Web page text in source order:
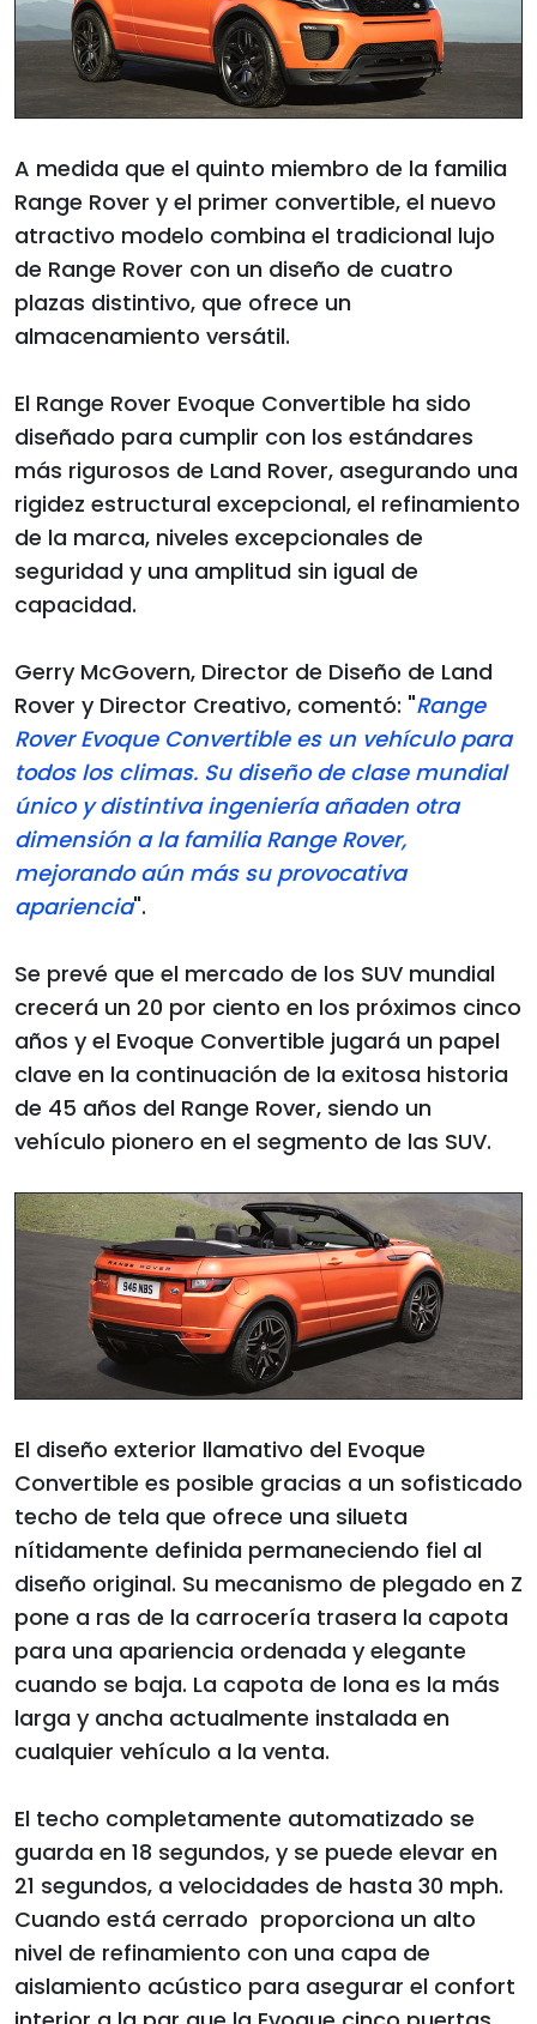
A medida que el quinto miembro de la familia
Range Rover y el primer convertible, el nuevo
atractivo modelo combina el tradicional lujo
de Range Rover con un diseño de cuatro
plazas distintivo, que ofrece un
almacenamiento versátil.
El Range Rover Evoque Convertible ha sido
diseñado para cumplir con los estándares
más rigurosos de Land Rover, asegurando una
rigidez estructural excepcional, el refinamiento
de la marca, niveles excepcionales de
seguridad y una amplitud sin igual de
capacidad.
Gerry McGovern, Director de Diseño de Land
Rover y Director Creativo, comentó: "Range
Rover Evoque Convertible es un vehículo para
todos los climas. Su diseño de clase mundial
único y distintiva ingeniería añaden otra
dimensión a la familia Range Rover,
mejorando aún más su provocativa
apariencia".
Se prevé que el mercado de los SUV mundial
crecerá un 20 por ciento en los próximos cinco
años y el Evoque Convertible jugará un papel
clave en la continuación de la exitosa historia
de 45 años del Range Rover, siendo un
vehículo pionero en el segmento de las SUV.
El diseño exterior llamativo del Evoque
Convertible es posible gracias a un sofisticado
techo de tela que ofrece una silueta
nítidamente definida permaneciendo fiel al
diseño original. Su mecanismo de plegado en Z
pone a ras de la carrocería trasera la capota
para una apariencia ordenada y elegante
cuando se baja. La capota de lona es la más
larga y ancha actualmente instalada en
cualquier vehículo a la venta.
El techo completamente automatizado se
guarda en 18 segundos, y se puede elevar en
21 segundos, a velocidades de hasta 30 mph.
Cuando está cerrado proporciona un alto
nivel de refinamiento con una capa de
aislamiento acústico para asegurar el confort